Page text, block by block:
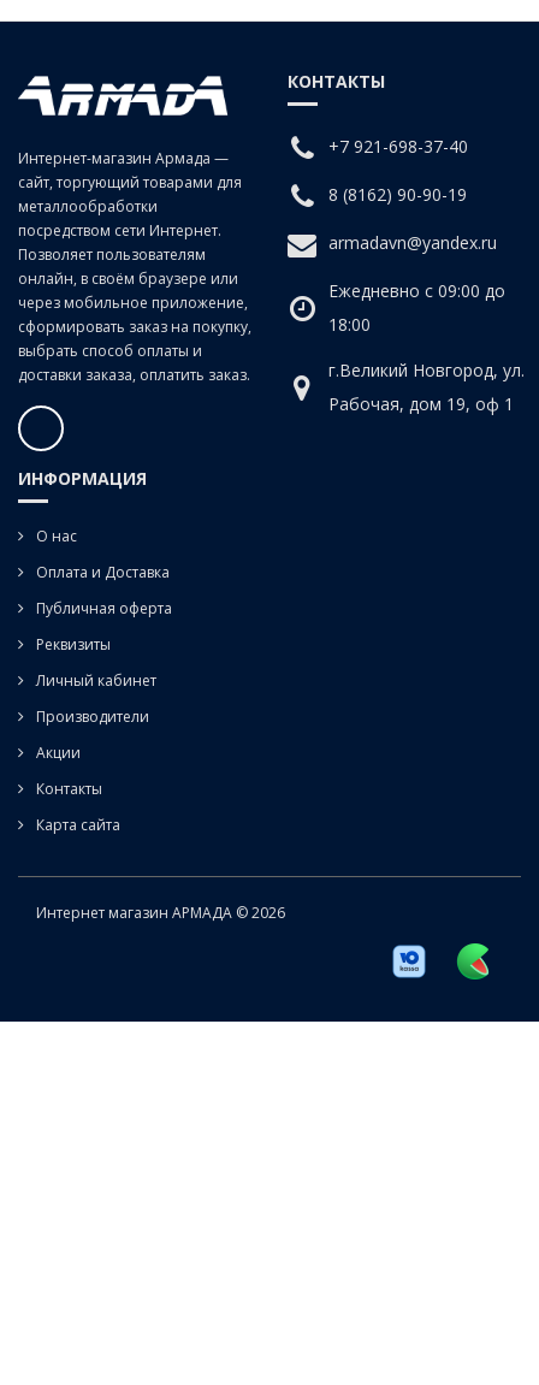
Серия:
Средняя
Материал:
Класс точности:
B (продольно-винтовой прокат)
Угол наклона спирали:
Интернет-магазин Армада —
сайт, торгующий товарами для
металлообработки
посредством сети Интернет.
Позволяет пользователям
онлайн, в своём браузере или
через мобильное приложение,
сформировать заказ на покупку,
выбрать способ оплаты и
доставки заказа, оплатить заказ.
КОНТАКТЫ
+7 921-698-37-40
8 (8162) 90-90-19
armadavn@yandex.ru
Ежедневно с 09:00 до
18:00
г.Великий Новгород, ул.
Рабочая, дом 19, оф 1
ИНФОРМАЦИЯ
О нас
Оплата и Доставка
Публичная оферта
Реквизиты
Личный кабинет
Производители
Акции
Контакты
Карта сайта
Интернет магазин АРМАДА © 2026